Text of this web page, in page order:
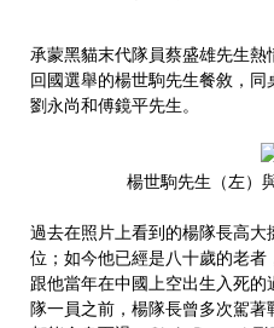
承蒙黑貓末代隊員蔡盛雄先生
回國選舉的楊世駒先生餐敘，
劉永尚和傅鏡平先生。
楊世駒先生（左）
過去在照片上看到的楊隊長高
位；如今他已經是八十歲的老
跟他當年在中國上空出生入死
隊一員之前，楊隊長曾多次駕著